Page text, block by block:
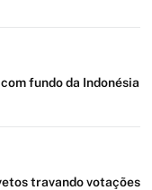
fundo da Indonésia
travando votações